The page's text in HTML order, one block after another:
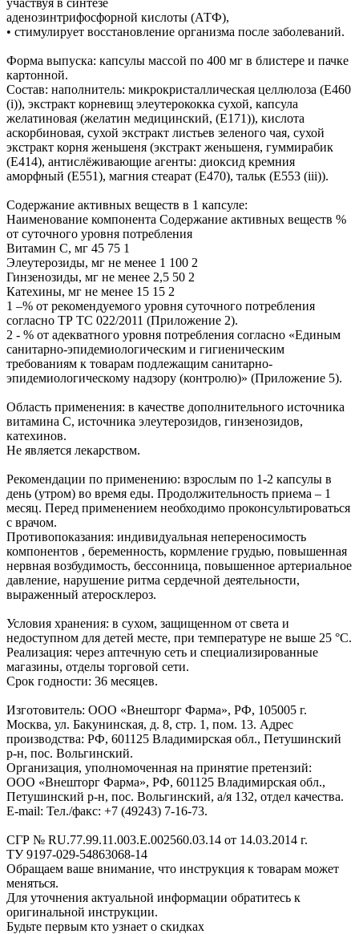
участвуя в синтезе
аденозинтрифосфорной кислоты (АТФ),
• стимулирует восстановление организма после заболеваний.
Форма выпуска: капсулы массой по 400 мг в блистере и пачке
картонной.
Состав: наполнитель: микрокристаллическая целлюлоза (Е460
(i)), экстракт корневищ элеутерококка сухой, капсула
желатиновая (желатин медицинский, (Е171)), кислота
аскорбиновая, сухой экстракт листьев зеленого чая, сухой
экстракт корня женьшеня (экстракт женьшеня, гуммирабик
(Е414), антислёживающие агенты: диоксид кремния
аморфный (Е551), магния стеарат (Е470), тальк (Е553 (iii)).
Содержание активных веществ в 1 капсуле:
Наименование компонента Содержание активных веществ %
от суточного уровня потребления
Витамин С, мг 45 75 1
Элеутерозиды, мг не менее 1 100 2
Гинзенозиды, мг не менее 2,5 50 2
Катехины, мг не менее 15 15 2
1 –% от рекомендуемого уровня суточного потребления
согласно ТР ТС 022/2011 (Приложение 2).
2 - % от адекватного уровня потребления согласно «Единым
санитарно-эпидемиологическим и гигиеническим
требованиям к товарам подлежащим санитарно-
эпидемиологическому надзору (контролю)» (Приложение 5).
Область применения: в качестве дополнительного источника
витамина С, источника элеутерозидов, гинзенозидов,
катехинов.
Не является лекарством.
Рекомендации по применению: взрослым по 1-2 капсулы в
день (утром) во время еды. Продолжительность приема – 1
месяц. Перед применением необходимо проконсультироваться
с врачом.
Противопоказания: индивидуальная непереносимость
компонентов , беременность, кормление грудью, повышенная
нервная возбудимость, бессонница, повышенное артериальное
давление, нарушение ритма сердечной деятельности,
выраженный атеросклероз.
Условия хранения: в сухом, защищенном от света и
недоступном для детей месте, при температуре не выше 25 °С.
Реализация: через аптечную сеть и специализированные
магазины, отделы торговой сети.
Срок годности: 36 месяцев.
Изготовитель: ООО «Внешторг Фарма», РФ, 105005 г.
Москва, ул. Бакунинская, д. 8, стр. 1, пом. 13. Адрес
производства: РФ, 601125 Владимирская обл., Петушинский
р-н, пос. Вольгинский.
Организация, уполномоченная на принятие претензий:
ООО «Внешторг Фарма», РФ, 601125 Владимирская обл.,
Петушинский р-н, пос. Вольгинский, а/я 132, отдел качества.
E-mail: Тел./факс: +7 (49243) 7-16-73.
СГР № RU.77.99.11.003.Е.002560.03.14 от 14.03.2014 г.
ТУ 9197-029-54863068-14
Обращаем ваше внимание, что инструкция к товарам может
меняться.
Для уточнения актуальной информации обратитесь к
оригинальной инструкции.
Будьте первым кто узнает о скидках